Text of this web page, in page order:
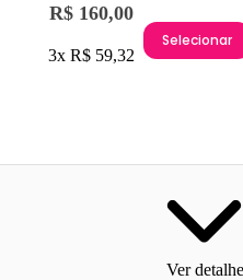
R$ 160,00
3x R$ 59,32
Selecionar
Ver